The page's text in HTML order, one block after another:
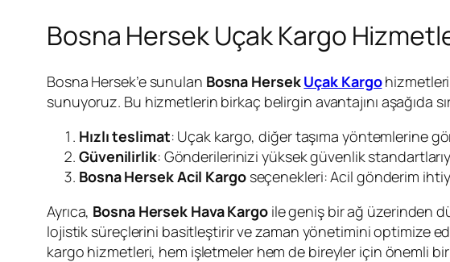
Bosna Hersek Uçak Kargo
Bosna Hersek’e sunulan Bosna HersekUçak Kargo
sunuyoruz. Bu hizmetlerin birkaç belirgin avantajını aşağıda
Hızlı teslimat: Uçak kargo, diğer taşıma yöntemlerine
Güvenilirlik: Gönderilerinizi yüksek güvenlik
Bosna Hersek Acil Kargoseçenekleri: Acil gönderim
Ayrıca, Bosna Hersek Hava Kargoile geniş bir ağ üzerinden
lojistik süreçlerini basitleştirir ve zaman yönetimini optimize
kargo hizmetleri, hem işletmeler hem de bireyler için önemli bir